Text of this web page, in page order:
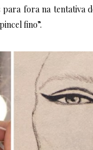
fora na tentativa
fino”.